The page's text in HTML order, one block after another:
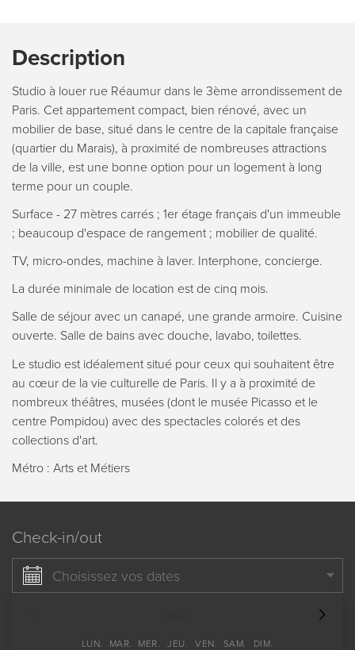
Description
Studio à louer rue Réaumur dans le 3ème arrondissement de
Paris. Cet appartement compact, bien rénové, avec un
mobilier de base, situé dans le centre de la capitale française
(quartier du Marais), à proximité de nombreuses attractions
de la ville, est une bonne option pour un logement à long
terme pour un couple.
Surface - 27 mètres carrés ; 1er étage français d'un immeuble
; beaucoup d'espace de rangement ; mobilier de qualité.
TV, micro-ondes, machine à laver. Interphone, concierge.
La durée minimale de location est de cinq mois.
Salle de séjour avec un canapé, une grande armoire. Cuisine
ouverte. Salle de bains avec douche, lavabo, toilettes.
Le studio est idéalement situé pour ceux qui souhaitent être
au cœur de la vie culturelle de Paris. Il y a à proximité de
nombreux théâtres, musées (dont le musée Picasso et le
centre Pompidou) avec des spectacles colorés et des
collections d'art.
Métro : Arts et Métiers
Check-in/out
Choisissez vos dates
LUN. MAR. MER. JEU. VEN. SAM. DIM.